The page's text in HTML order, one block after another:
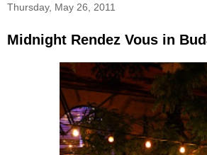
Thursday, May 26, 2011
Midnight Rendez Vous in